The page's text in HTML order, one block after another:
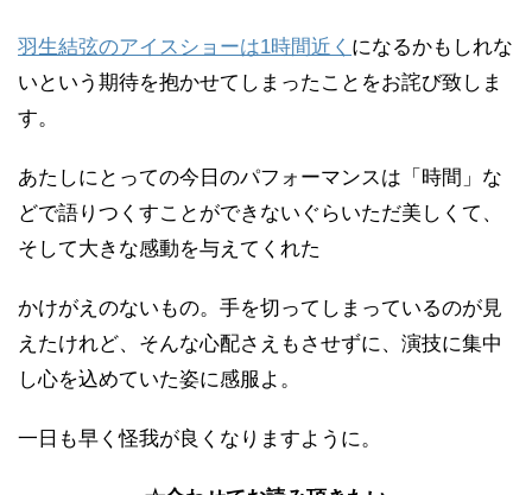
羽生結弦のアイスショーは1時間近く になるかもしれな
いという期待を抱かせてしまったことをお詫び致しま
す。
あたしにとっての今日のパフォーマンスは「時間」な
どで語りつくすことができないぐらいただ美しくて、
そして大きな感動を与えてくれた
かけがえのないもの。手を切ってしまっているのが見
えたけれど、そんな心配さえもさせずに、演技に集中
し心を込めていた姿に感服よ。
一日も早く怪我が良くなりますように。